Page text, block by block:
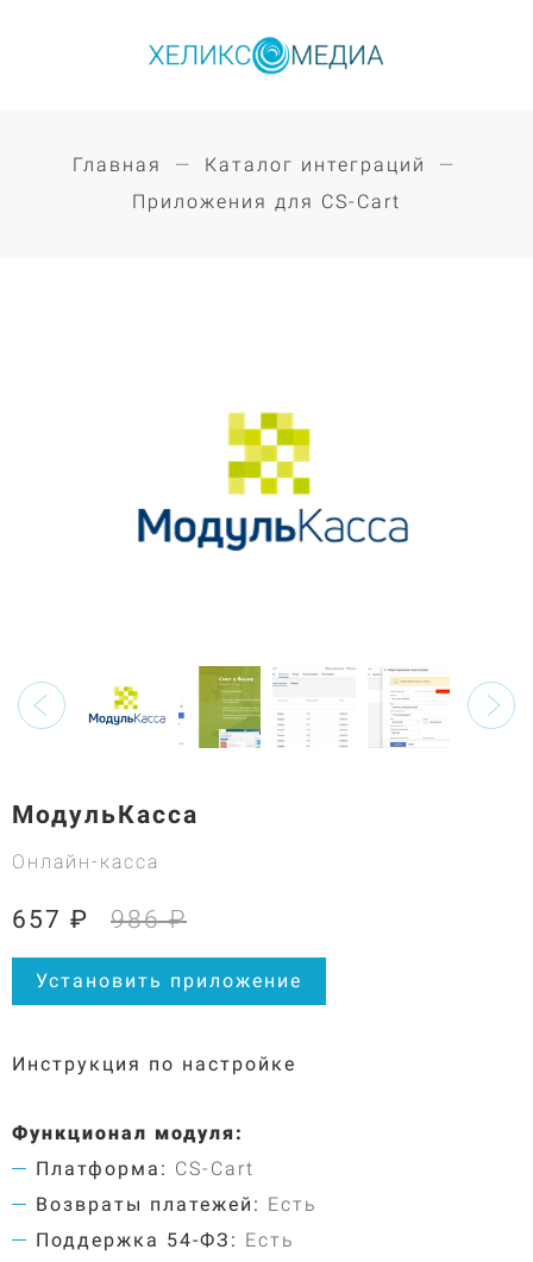
Главная
Каталог интеграций
Приложения для CS-Cart
МодульКасса
Онлайн-касса
657 ₽ 986 ₽
Установить приложение
Инструкция по настройке
Функционал модуля:
Платформа: CS-Cart
Возвраты платежей: Есть
Поддержка 54-ФЗ: Есть